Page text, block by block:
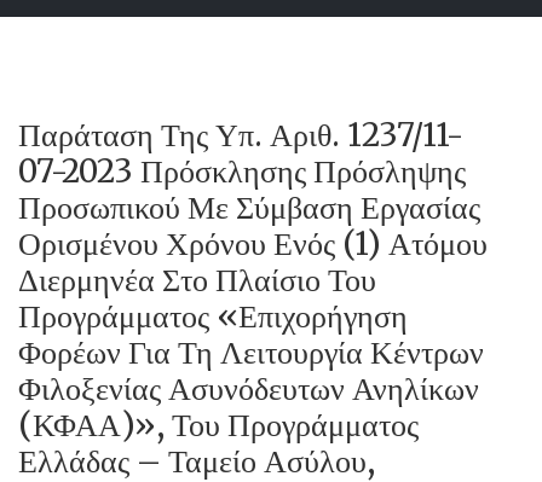
Παράταση Της Υπ. Αριθ. 1237/11-
07-2023 Πρόσκλησης Πρόσληψης
Προσωπικού Με Σύμβαση Εργασίας
Ορισμένου Χρόνου Ενός (1) Ατόμου
Διερμηνέα Στο Πλαίσιο Του
Προγράμματος «Επιχορήγηση
Φορέων Για Τη Λειτουργία Κέντρων
Φιλοξενίας Ασυνόδευτων Ανηλίκων
(ΚΦΑΑ)», Του Προγράμματος
Ελλάδας – Ταμείο Ασύλου,